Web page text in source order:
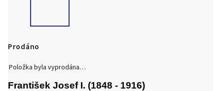
Prodáno
Položka byla vyprodána…
František Josef I. (1848 - 1916)